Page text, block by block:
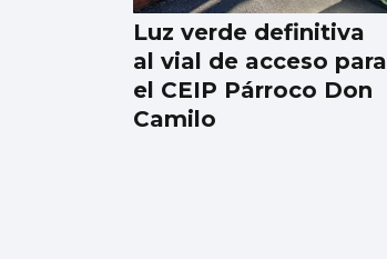
Luz verde definitiva
al vial de acceso para
el CEIP Párroco Don
Camilo